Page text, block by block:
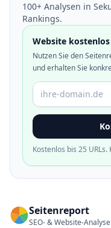
100+ Analysen in
Rankings.
Website
Nutzen Sie den
und erhalten Sie
Domain oder URL
Kostenlos bis 25
Seitenreport
SEO- & Website-